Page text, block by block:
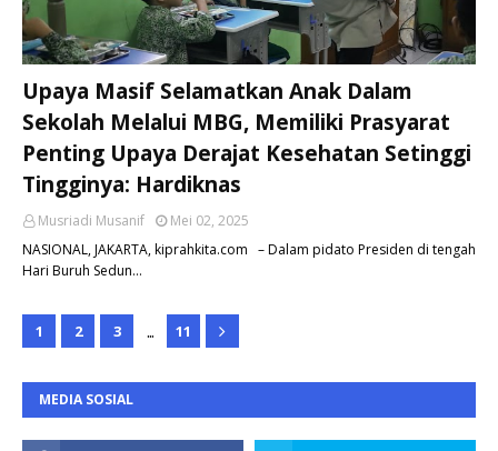
Upaya Masif Selamatkan Anak Dalam
Sekolah Melalui MBG, Memiliki Prasyarat
Penting Upaya Derajat Kesehatan Setinggi
Tingginya: Hardiknas
Musriadi Musanif
Mei 02, 2025
NASIONAL, JAKARTA, kiprahkita.com – Dalam pidato Presiden di tengah
Hari Buruh Sedun…
1 2 3 ... 11
MEDIA SOSIAL